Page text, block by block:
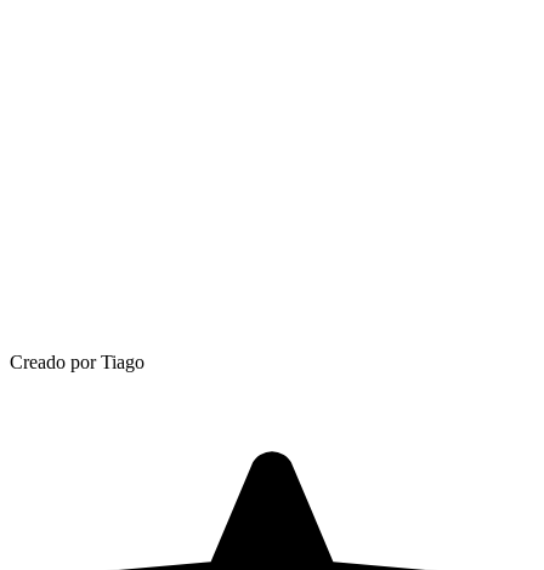
Creado por Tiago